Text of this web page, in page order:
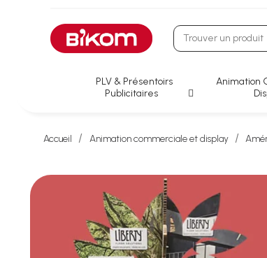
PLV & Présentoirs
Publicitaires
Animation
Accueil Animation commerciale et display